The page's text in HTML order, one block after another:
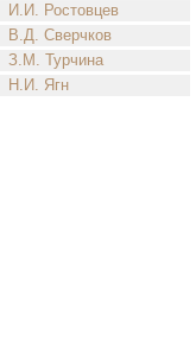
И.И. Ростовцев
В.Д. Сверчков
З.М. Турчина
Н.И. Ягн